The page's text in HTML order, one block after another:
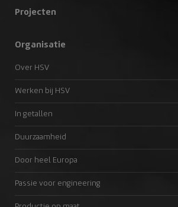
Projecten
Organisatie
Over HSV
Werken bij HSV
In getallen
Duurzaamheid
Door heel Europa
Passie voor engineering